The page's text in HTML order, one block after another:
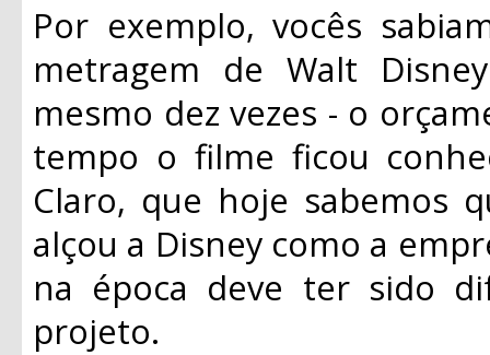
Por exemplo, vocês
metragem de Walt
mesmo dez vezes - o
tempo o filme ficou
Claro, que hoje sabemos
alçou a Disney como a
na época deve ter sido
projeto.